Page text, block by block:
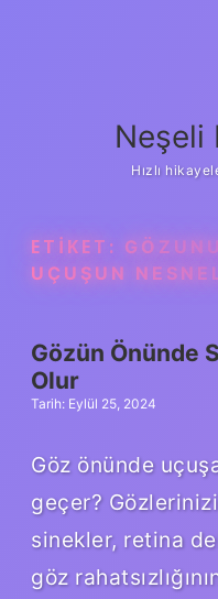
Neşeli
Hızlı
ETIKET:
UÇUŞUN
Gözün Önünde
Olur
Tarih: Eylül 25, 2024
Göz önünde
geçer?
sinekler, retina
göz